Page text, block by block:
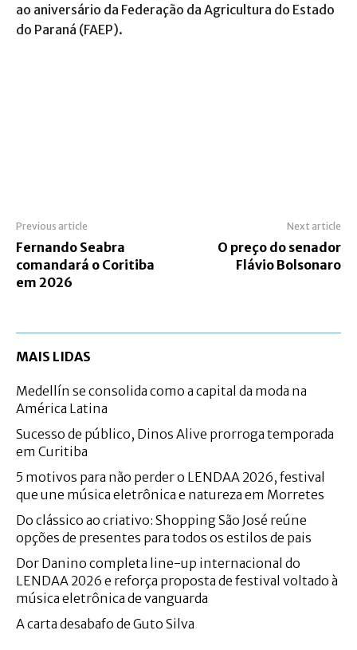
ao aniversário da Federação da Agricultura do Estado
do Paraná (FAEP).
Previous article
Fernando Seabra
comandará o Coritiba
em 2026
Next article
O preço do senador
Flávio Bolsonaro
MAIS LIDAS
Medellín se consolida como a capital da moda na
América Latina
Sucesso de público, Dinos Alive prorroga temporada
em Curitiba
5 motivos para não perder o LENDAA 2026, festival
que une música eletrônica e natureza em Morretes
Do clássico ao criativo: Shopping São José reúne
opções de presentes para todos os estilos de pais
Dor Danino completa line-up internacional do
LENDAA 2026 e reforça proposta de festival voltado à
música eletrônica de vanguarda
A carta desabafo de Guto Silva